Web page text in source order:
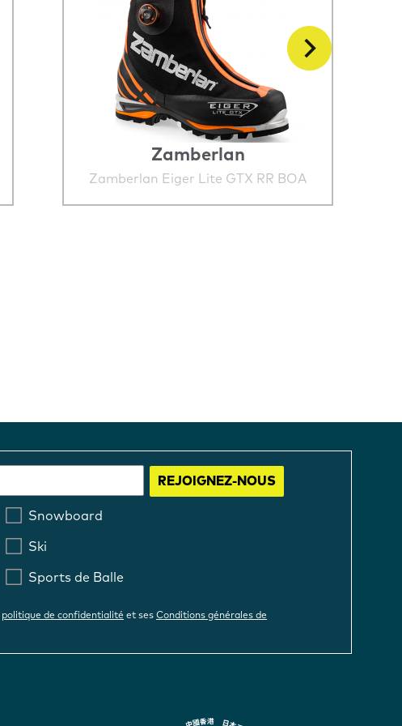
Zamberlan
Zamberlan Eiger Lite GTX RR BOA
REJOIGNEZ-NOUS
Snowboard
Ski
Sports de Balle
politique de confidentialité et ses Conditions générales de